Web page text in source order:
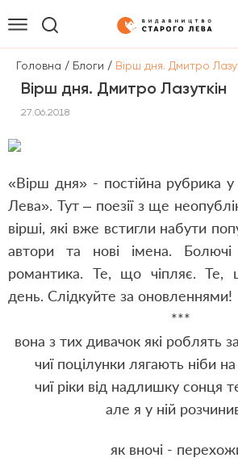
Головна / Блоги / Вірш дня. Дмитро
Вірш дня. Дмитро Лазуткін
27.06.2018
«Вірш дня» - постійна рубрика
Лева». Тут – поезії з ще
вірші, які вже встигли набути
автори та нові імена.
романтика. Те, що чіпляє. Те,
день. Слідкуйте за оновленнями!
***
вона з тих дивачок які роблять
чиї поцілунки лягають ніби
чиї ріки від надлишку сонця
але я у ній
як вночі -